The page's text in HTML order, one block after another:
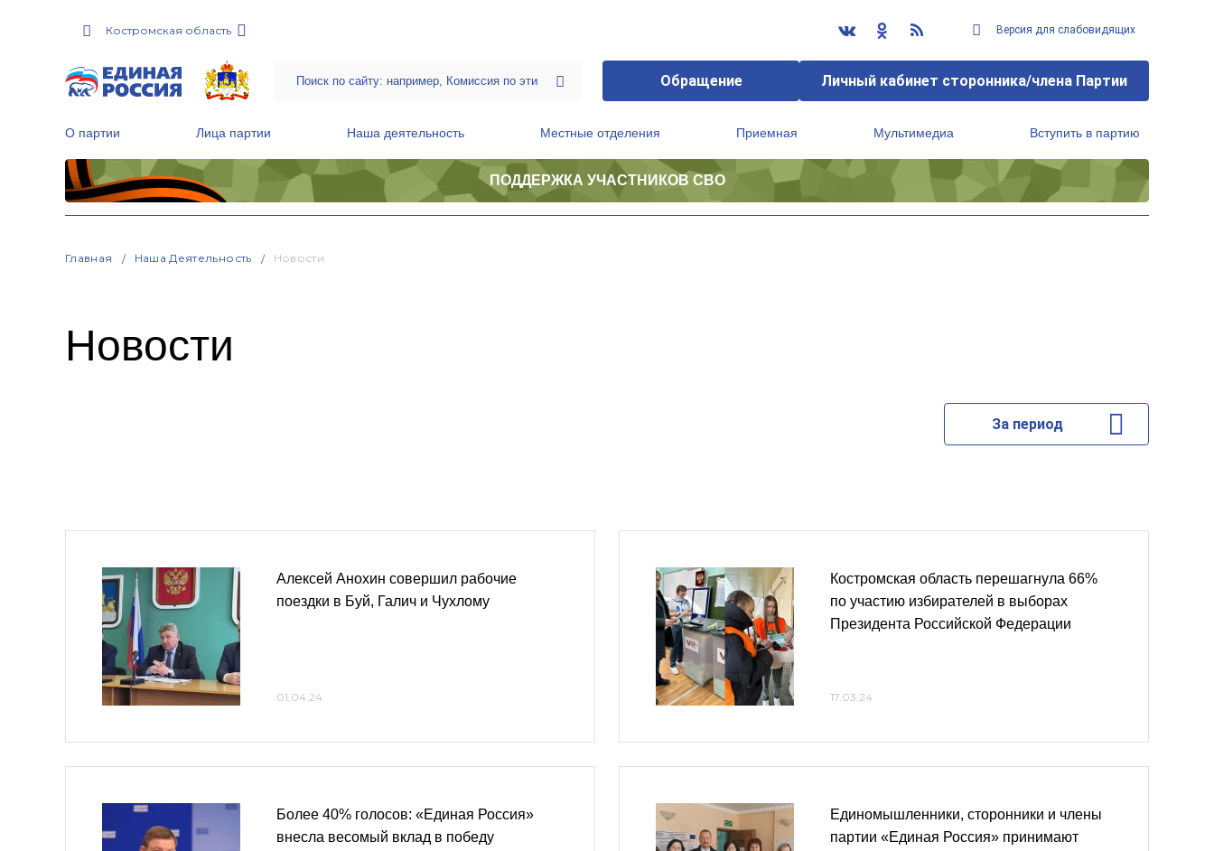
Костромская область Версия для слабовидящих
Обращение Личный кабинет сторонника/члена Партии
О партии Лица партии Наша деятельность Местные отделения Приемная Мультимедиа Вступить в партию
ПОДДЕРЖКА УЧАСТНИКОВ СВО
Главная Наша Деятельность Новости
Новости
За период
Алексей Анохин совершил рабочие
поездки в Буй, Галич и Чухлому
01.04.24
Более 40% голосов: «Единая Россия»
внесла весомый вклад в победу
Костромская область перешагнула 66%
по участию избирателей в выборах
Президента Российской Федерации
17.03.24
Единомышленники, сторонники и члены
партии «Единая Россия» принимают